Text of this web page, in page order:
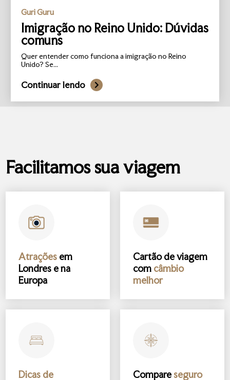
Guri Guru
Imigração no Reino Unido: Dúvidas
comuns
Quer entender como funciona a imigração no Reino
Unido? Se...
Continuar lendo
Facilitamos sua viagem
Atrações em
Londres e na
Europa
Cartão de viagem
com câmbio
melhor
Dicas de
Compareseguro